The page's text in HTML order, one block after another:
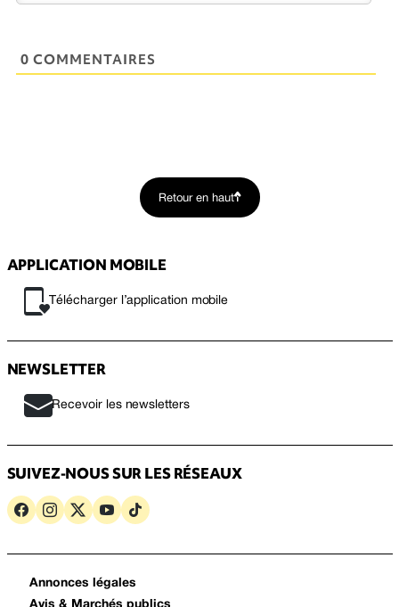
0 COMMENTAIRES
Retour en haut
APPLICATION MOBILE
Télécharger l’application mobile
NEWSLETTER
Recevoir les newsletters
SUIVEZ-NOUS SUR LES RÉSEAUX
Annonces légales
Avis & Marchés publics